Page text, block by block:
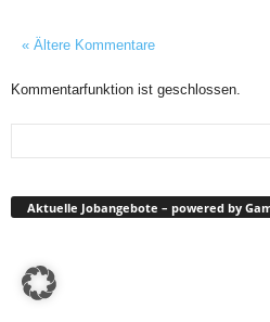
« Ältere Kommentare
Kommentarfunktion ist geschlossen.
Aktuelle Jobangebote – powered by